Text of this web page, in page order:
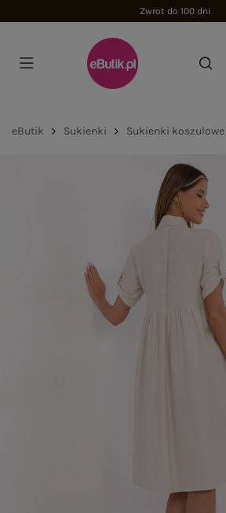
Zwrot do 100 dni
eButik Sukienki Sukienki koszulowe